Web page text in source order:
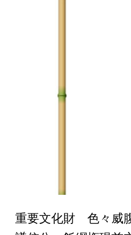
重要文化財 色々威